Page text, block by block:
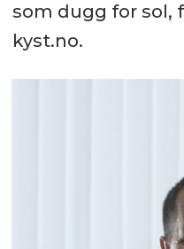
som dugg for sol,
kyst.no.